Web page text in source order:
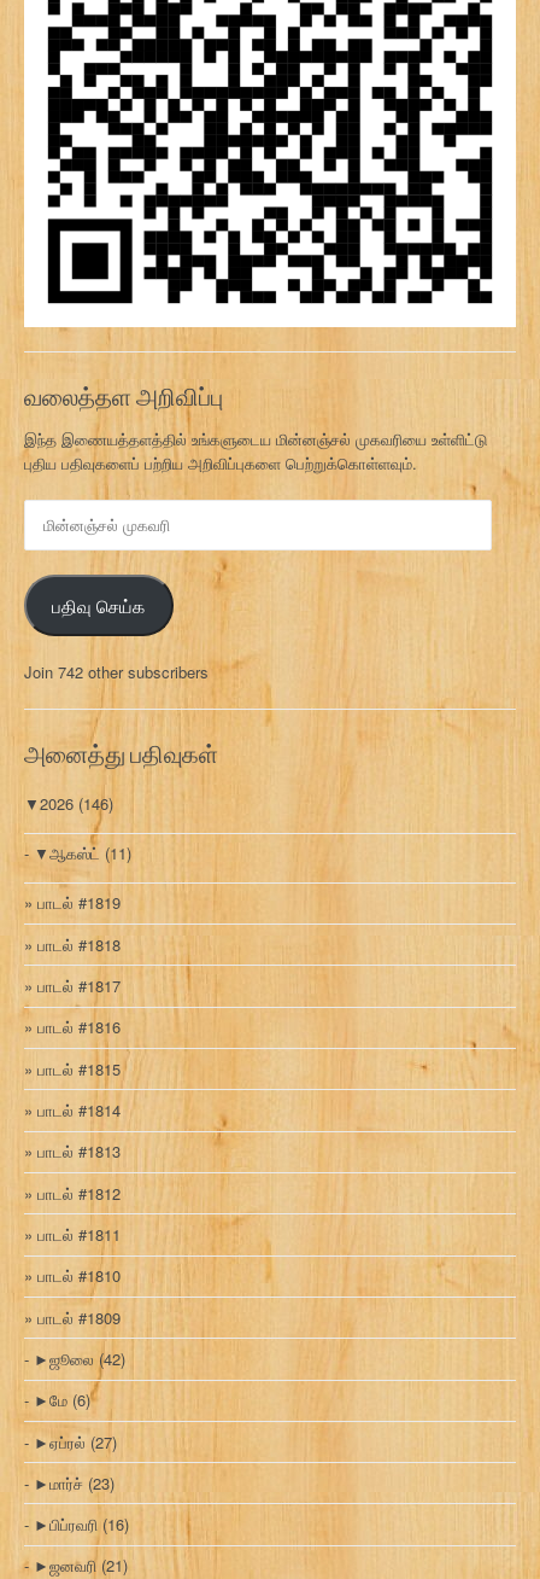
வலைத்தள அறிவிப்பு
இந்த இணையத்தளத்தில் உங்களுடைய மின்னஞ்சல் முகவரியை உள்ளிட்டு
புதிய பதிவுகளைப் பற்றிய அறிவிப்புகளை பெற்றுக்கொள்ளவும்.
ஞ்
ச
ல்
க
வ
பதிவு செய்க
Join 742 other subscribers
அனைத்து பதிவுகள்
▼2026 (146)
▼ஆகஸ்ட் (11)
பாடல் #1819
பாடல் #1818
பாடல் #1817
பாடல் #1816
பாடல் #1815
பாடல் #1814
பாடல் #1813
பாடல் #1812
பாடல் #1811
பாடல் #1810
பாடல் #1809
►ஜூலை (42)
►மே (6)
►ஏப்ரல் (27)
►மார்ச் (23)
►பிப்ரவரி (16)
►ஜனவரி (21)